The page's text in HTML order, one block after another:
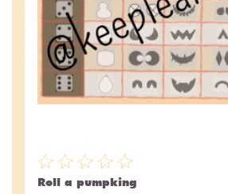
Roll a pumpking